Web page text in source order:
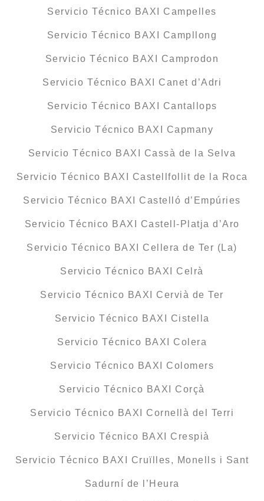
Servicio Técnico BAXI Campelles
Servicio Técnico BAXI Campllong
Servicio Técnico BAXI Camprodon
Servicio Técnico BAXI Canet d’Adri
Servicio Técnico BAXI Cantallops
Servicio Técnico BAXI Capmany
Servicio Técnico BAXI Cassà de la Selva
Servicio Técnico BAXI Castellfollit de la Roca
Servicio Técnico BAXI Castelló d’Empúries
Servicio Técnico BAXI Castell-Platja d’Aro
Servicio Técnico BAXI Cellera de Ter (La)
Servicio Técnico BAXI Celrà
Servicio Técnico BAXI Cervià de Ter
Servicio Técnico BAXI Cistella
Servicio Técnico BAXI Colera
Servicio Técnico BAXI Colomers
Servicio Técnico BAXI Corçà
Servicio Técnico BAXI Cornellà del Terri
Servicio Técnico BAXI Crespià
Servicio Técnico BAXI Cruïlles, Monells i Sant
Sadurní de l’Heura